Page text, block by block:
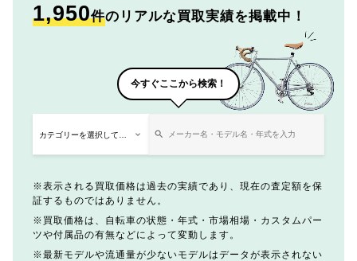
1,950件のリアルな買取実績を掲載中！
今すぐここから検索！
表示される買取価格は過去の実績であり、現在の査定額を保
証するものではありません。
買取価格は、自転車の状態・年式・市場相場・カスタムパー
ツや付属品の有無などによって変動します。
最新モデルや流通量が少ないモデルはデータが表示されない